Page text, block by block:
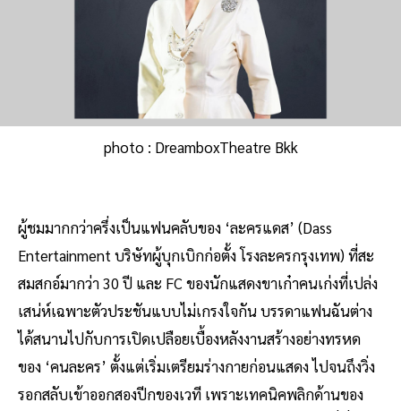
photo : DreamboxTheatre Bkk
ผู้ชมมากกว่าครึ่งเป็นแฟนคลับของ ‘ละครแดส’ (Dass
Entertainment บริษัทผู้บุกเบิกก่อตั้ง โรงละครกรุงเทพ) ที่สะ
สมสกอ์มากว่า 30 ปี และ FC ของนักแสดงขาเก๋าคนเก่งที่เปล่ง
เสน่ห์เฉพาะตัวประชันแบบไม่เกรงใจกัน บรรดาแฟนฉันต่าง
ได้สนานไปกับการเปิดเปลือยเบื้องหลังงานสร้างอย่างทรหด
ของ ‘คนละคร’ ตั้งแต่เริ่มเตรียมร่างกายก่อนแสดง ไปจนถึงวิ่ง
รอกสลับเข้าออกสองปีกของเวที เพราะเทคนิคพลิกด้านของ